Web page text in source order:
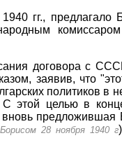
гг., предлагало
договора с
заявив, что
политиков в
С этой целью в
предложившая
28 ноября 1940 г